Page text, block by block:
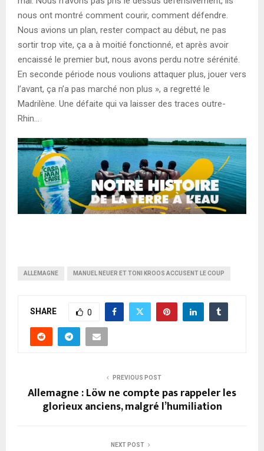
nous ont montré comment courir, comment défendre.
Nous avions un plan, rester compact au début, ne pas
sortir trop vite, ça a à moitié fonctionné, et après avoir
encaissé le premier but, nous avons perdu notre sérénité.
En seconde période nous voulions attaquer plus, jouer vers
l’avant, ça n’a pas marché non plus », a regretté le
Madrilène. Une défaite qui va laisser des traces outre-
Rhin…
ALLEMAGNE MANUEL NEUER ET TONI KROOS ACCUSENT LE COUP
SHARE 0
PREVIOUS POST
Allemagne : Löw ne compte pas rappeler les
glorieux anciens, malgré l’humiliation
NEXT POST